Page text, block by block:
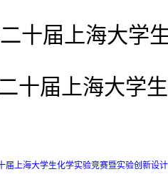
十届上海大学
十届上海大学
届上海大学生化学实验竞赛暨实验创新设